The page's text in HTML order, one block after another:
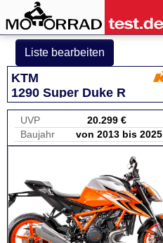
Liste bearbeiten
KTM
1290 Super Duke R
UVP
20.299 €
Baujahr
von 2013 bis 2025